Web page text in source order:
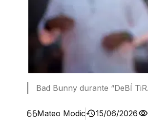
Bad Bunny durante “DeBÍ
Mateo Modic 15/06/2026